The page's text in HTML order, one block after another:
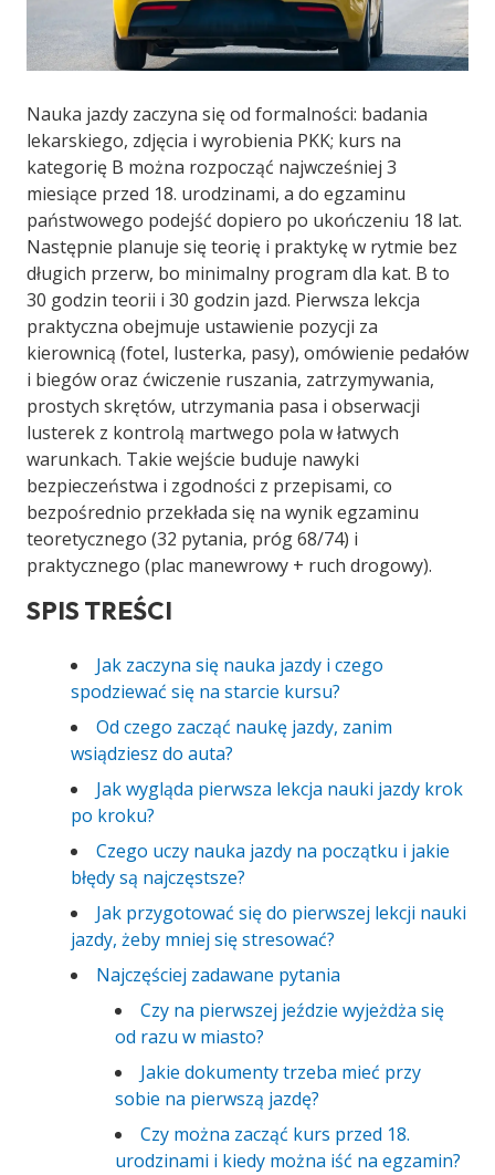
Nauka jazdy zaczyna się od formalności: badania
lekarskiego, zdjęcia i wyrobienia PKK; kurs na
kategorię B można rozpocząć najwcześniej 3
miesiące przed 18. urodzinami, a do egzaminu
państwowego podejść dopiero po ukończeniu 18 lat.
Następnie planuje się teorię i praktykę w rytmie bez
długich przerw, bo minimalny program dla kat. B to
30 godzin teorii i 30 godzin jazd. Pierwsza lekcja
praktyczna obejmuje ustawienie pozycji za
kierownicą (fotel, lusterka, pasy), omówienie pedałów
i biegów oraz ćwiczenie ruszania, zatrzymywania,
prostych skrętów, utrzymania pasa i obserwacji
lusterek z kontrolą martwego pola w łatwych
warunkach. Takie wejście buduje nawyki
bezpieczeństwa i zgodności z przepisami, co
bezpośrednio przekłada się na wynik egzaminu
teoretycznego (32 pytania, próg 68/74) i
praktycznego (plac manewrowy + ruch drogowy).
SPIS TREŚCI
Jak zaczyna się nauka jazdy i czego
spodziewać się na starcie kursu?
Od czego zacząć naukę jazdy, zanim
wsiądziesz do auta?
Jak wygląda pierwsza lekcja nauki jazdy krok
po kroku?
Czego uczy nauka jazdy na początku i jakie
błędy są najczęstsze?
Jak przygotować się do pierwszej lekcji nauki
jazdy, żeby mniej się stresować?
Najczęściej zadawane pytania
Czy na pierwszej jeździe wyjeżdża się
od razu w miasto?
Jakie dokumenty trzeba mieć przy
sobie na pierwszą jazdę?
Czy można zacząć kurs przed 18.
urodzinami i kiedy można iść na egzamin?